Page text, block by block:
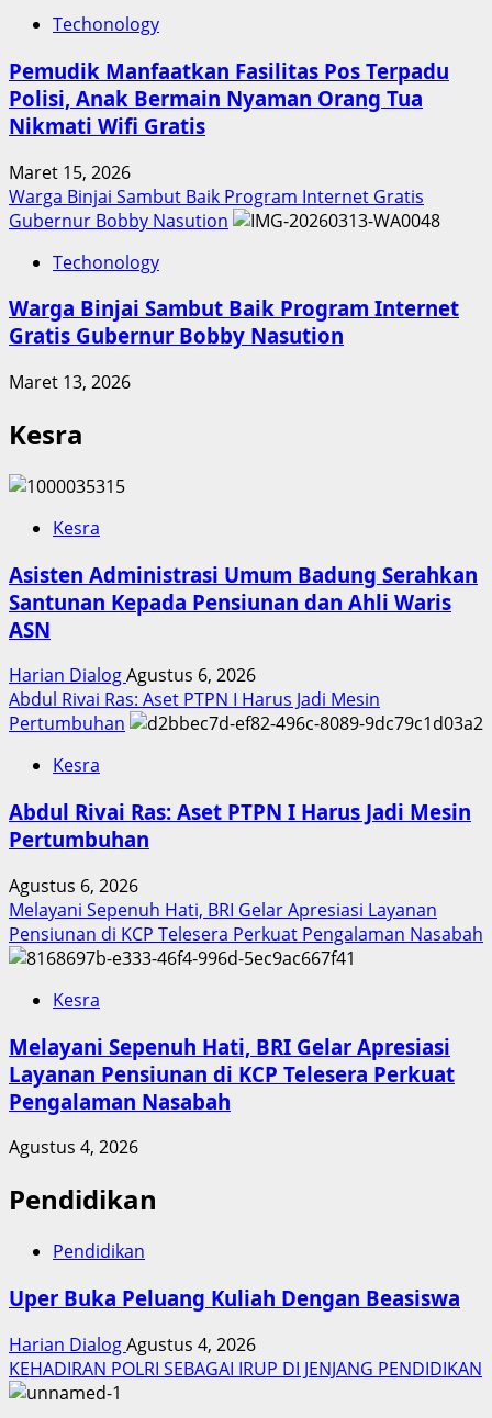
Techonology
Pemudik Manfaatkan Fasilitas Pos Terpadu
Polisi, Anak Bermain Nyaman Orang Tua
Nikmati Wifi Gratis
Maret 15, 2026
Warga Binjai Sambut Baik Program Internet Gratis
Gubernur Bobby Nasution
Techonology
Warga Binjai Sambut Baik Program Internet
Gratis Gubernur Bobby Nasution
Maret 13, 2026
Kesra
Kesra
Asisten Administrasi Umum Badung Serahkan
Santunan Kepada Pensiunan dan Ahli Waris
ASN
Harian DialogAgustus 6, 2026
Abdul Rivai Ras: Aset PTPN I Harus Jadi Mesin
Pertumbuhan
Kesra
Abdul Rivai Ras: Aset PTPN I Harus Jadi Mesin
Pertumbuhan
Agustus 6, 2026
Melayani Sepenuh Hati, BRI Gelar Apresiasi Layanan
Pensiunan di KCP Telesera Perkuat Pengalaman Nasabah
Kesra
Melayani Sepenuh Hati, BRI Gelar Apresiasi
Layanan Pensiunan di KCP Telesera Perkuat
Pengalaman Nasabah
Agustus 4, 2026
Pendidikan
Pendidikan
Uper Buka Peluang Kuliah Dengan Beasiswa
Harian DialogAgustus 4, 2026
KEHADIRAN POLRI SEBAGAI IRUP DI JENJANG PENDIDIKAN